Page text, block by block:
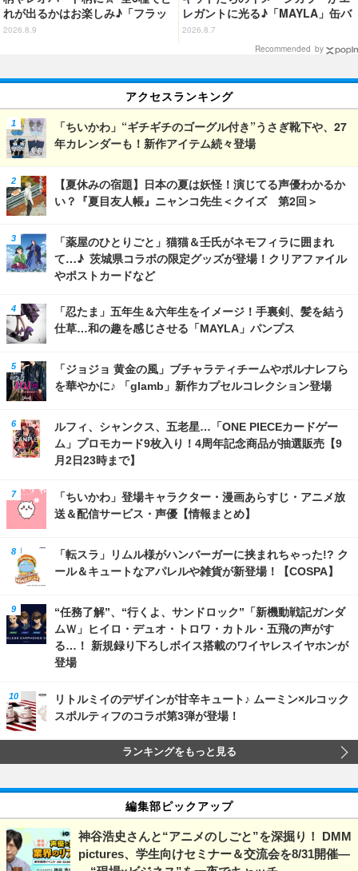
れが出るかはお楽しみ♪「フラッ
フィーハローキティチャーム」第
2026.8.9
レガントに光る♪「MAYLA」缶バ
ッジの全種セットがお得に！【3
0％オフセール】
2026.8.7
Recommended by
アクセスランキング
「ちいかわ」“ギチギチのゴーグル付き”うさぎ靴下や、27
年カレンダーも！新作アイテム続々登場
【夏休みの宿題】日本の夏は妖怪！演じてる声優わかるか
い？『夏目友人帳』ニャンコ先生＜クイズ 第2回＞
「薬屋のひとりごと」猫猫＆壬氏がネモフィラに囲まれ
て…♪ 茨城県コラボの限定グッズが登場！クリアファイル
やポストカードなど
「忍たま」五年生＆六年生をイメージ！手裏剣、髪を結う
仕草…和の趣を感じさせる「MAYLA」パンプス
「ジョジョ 黄金の風」ブチャラティチームやポルナレフら
を華やかに♪ 「glamb」新作カプセルコレクション登場
ルフィ、シャンクス、五老星…「ONE PIECEカードゲー
ム」プロモカード9枚入り！4周年記念商品が抽選販売【9
月2日23時まで】
「ちいかわ」登場キャラクター・漫画あらすじ・アニメ放
送＆配信サービス・声優【情報まとめ】
「転スラ」リムル様がハンバーガーに挟まれちゃった!? ク
ール＆キュートなアパレルや雑貨が新登場！【COSPA】
“任務了解”、“行くよ、サンドロック”「新機動戦記ガンダ
ムＷ」ヒイロ・デュオ・トロワ・カトル・五飛の声がす
る…！ 新規録り下ろしボイス搭載のワイヤレスイヤホンが
登場
リトルミイのデザインが甘辛キュート♪ ムーミン×ルコック
スポルティフのコラボ第3弾が登場！
ランキングをもっと見る
編集部ピックアップ
神谷浩史さんと“アニメのしごと”を深掘り！ DMM
pictures、学生向けセミナー＆交流会を8/31開催―